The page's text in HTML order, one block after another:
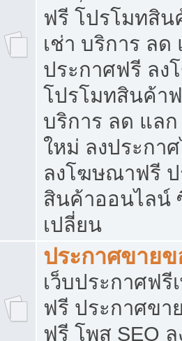
ฟรี โปรโมทสิ
เช่า บริการ ลด
ประกาศฟรี ล
โปรโมทสินค้า
บริการ ลด แล
ใหม่ ลงประกา
ลงโฆษณาฟรี
สินค้าออนไลน์
เปลี่ยน
ประกาศขายข
เว็บประกาศฟรี
ฟรี ประกาศขา
ฟรี โพส SEO